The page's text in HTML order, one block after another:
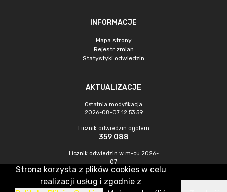
INFORMACJE
Mapa strony
Rejestr zmian
Statystyki odwiedzin
AKTUALIZACJE
Ostatnia modyfikacja
2026-08-07 12:53:59
Licznik odwiedzin ogółem
359 088
Licznik odwiedzin w m-cu 2026-
07
983
Strona korzysta z plików cookies w celu
realizacji usług i zgodnie z